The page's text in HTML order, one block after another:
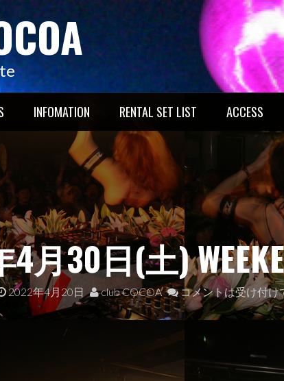
INFOMATION RENTAL SET LIST ACCESS
月30日(土)
2022年4月20日 club COCOA コメントは受け付け